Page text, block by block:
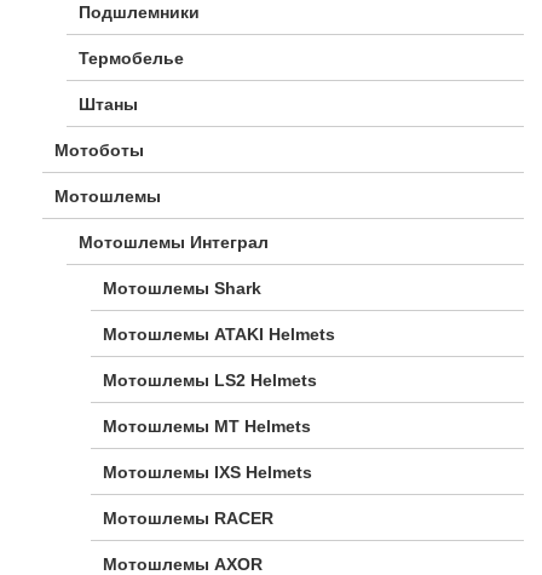
Подшлемники
Термобелье
Штаны
Мотоботы
Мотошлемы
Мотошлемы Интеграл
Мотошлемы Shark
Мотошлемы ATAKI Helmets
Мотошлемы LS2 Helmets
Мотошлемы MT Helmets
Мотошлемы IXS Helmets
Мотошлемы RACER
Мотошлемы AXOR